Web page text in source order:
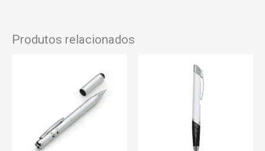
Produtos relacionados